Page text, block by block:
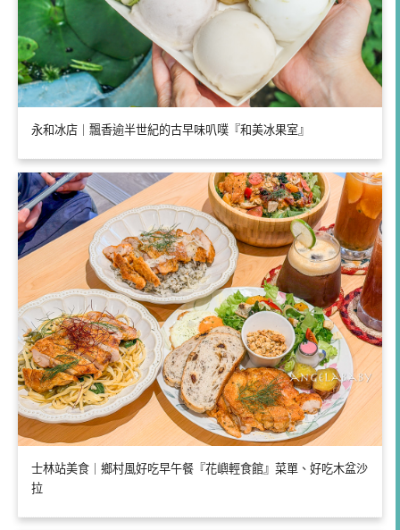
永和冰店｜飄香逾半世紀的古早味叭噗『和美冰果室』
士林站美食｜鄉村風好吃早午餐『花嶼輕食館』菜單、好吃木盆沙
拉